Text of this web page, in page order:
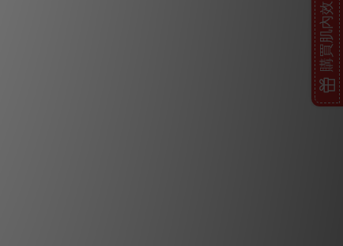
購買肌內效